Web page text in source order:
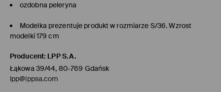
ozdobna peleryna
Modelka prezentuje produkt w rozmiarze S/36. Wzrost
modelki 179 cm
Producent: LPP S.A.
Łąkowa 39/44, 80-769 Gdańsk
lpp@lppsa.com